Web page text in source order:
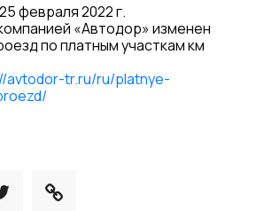
февраля 2022 г.
«Автодор» изменен
по платным участкам км
avtodor-tr.ru/ru/platnye-